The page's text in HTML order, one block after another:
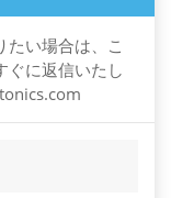
たい場合は、こ
ぐに返信いたし